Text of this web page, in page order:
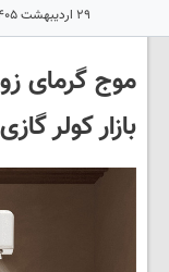
۲۹ اردیبهشت ۱۴۰۵ - ۱۰:۴۰
موج گرمای
بازار کولر